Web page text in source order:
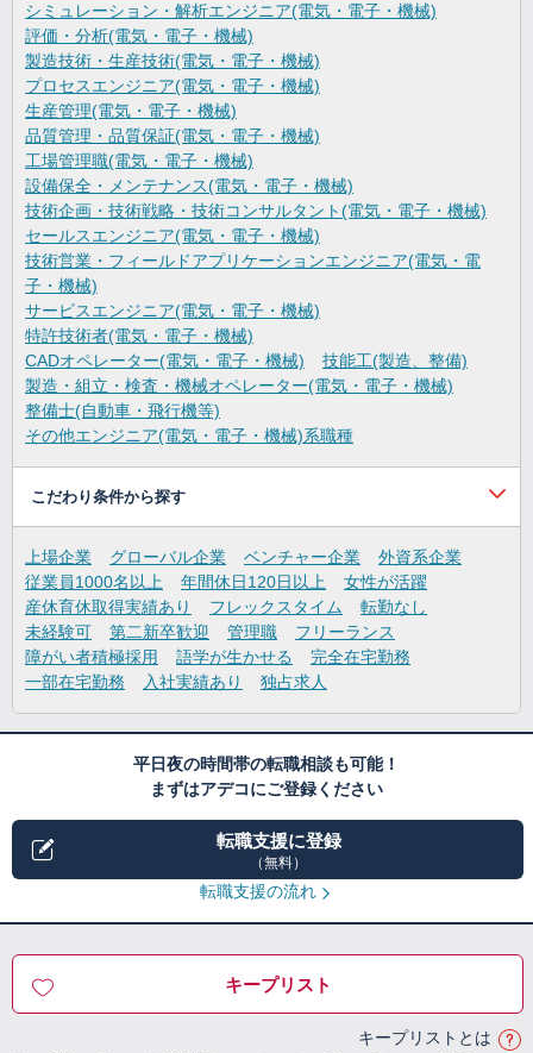
シミュレーション・解析エンジニア(電気・電子・機械)
評価・分析(電気・電子・機械)
製造技術・生産技術(電気・電子・機械)
プロセスエンジニア(電気・電子・機械)
生産管理(電気・電子・機械)
品質管理・品質保証(電気・電子・機械)
工場管理職(電気・電子・機械)
設備保全・メンテナンス(電気・電子・機械)
技術企画・技術戦略・技術コンサルタント(電気・電子・機械)
セールスエンジニア(電気・電子・機械)
技術営業・フィールドアプリケーションエンジニア(電気・電
子・機械)
サービスエンジニア(電気・電子・機械)
特許技術者(電気・電子・機械)
CADオペレーター(電気・電子・機械)
技能工(製造、整備)
製造・組立・検査・機械オペレーター(電気・電子・機械)
整備士(自動車・飛行機等)
その他エンジニア(電気・電子・機械)系職種
こだわり条件から探す
上場企業 グローバル企業 ベンチャー企業
外資系企業
従業員1000名以上
年間休日120日以上
女性が活躍
産休育休取得実績あり
フレックスタイム
転勤なし
未経験可
第二新卒歓迎 管理職
フリーランス
障がい者積極採用
語学が生かせる
完全在宅勤務
一部在宅勤務
入社実績あり 独占求人
平日夜の時間帯の転職相談も可能！
まずはアデコにご登録ください
転職支援に登録
（無料）
転職支援の流れ
キープリスト
キープリストとは